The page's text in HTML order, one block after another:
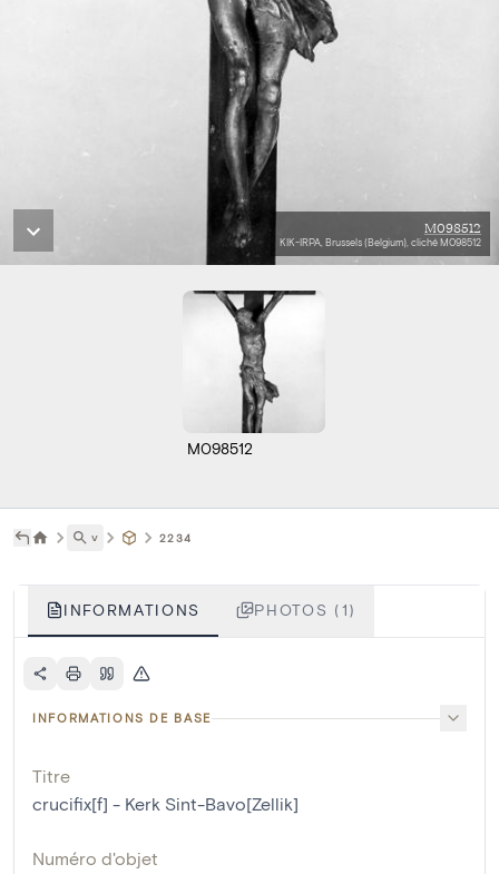
M098512
KIK-IRPA, Brussels (Belgium), cliché M098512
M098512
˅ 2234
INFORMATIONS PHOTOS (1)
INFORMATIONS DE BASE
Titre
crucifix[f] - Kerk Sint-Bavo[Zellik]
Numéro d'objet